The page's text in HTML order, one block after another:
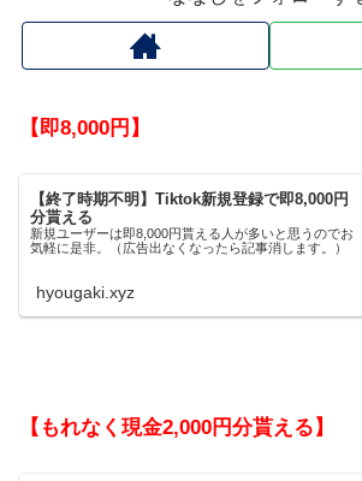
【即8,000円】
【終了時期不明】Tiktok新規登録で即8,000円
分貰える
新規ユーザーは即8,000円貰える人が多いと思うのでお
気軽に是非。（広告出なくなったら記事消します。）
hyougaki.xyz
【もれなく現金2,000円分貰える】